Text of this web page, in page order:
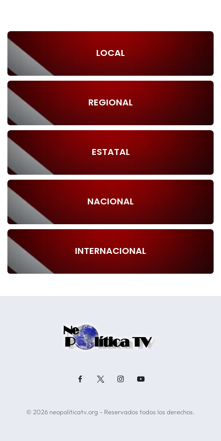
LOCAL
REGIONAL
ESTATAL
NACIONAL
INTERNACIONAL
© 2026 neopoliticatv.org - Reservados todos los derechos.